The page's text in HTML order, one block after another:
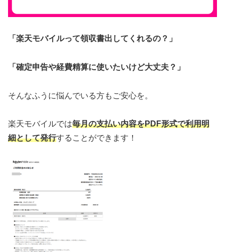
「楽天モバイルって領収書出してくれるの？」
「確定申告や経費精算に使いたいけど大丈夫？」
そんなふうに悩んでいる方もご安心を。
楽天モバイルでは毎月の支払い内容をPDF形式で利用明
細として発行することができます！